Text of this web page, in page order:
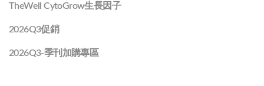
TheWell CytoGrow生長因子
2026Q3促銷
2026Q3-季刊加購專區